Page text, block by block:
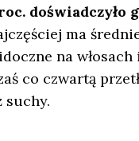
ma
na
co czwartą
suchy.